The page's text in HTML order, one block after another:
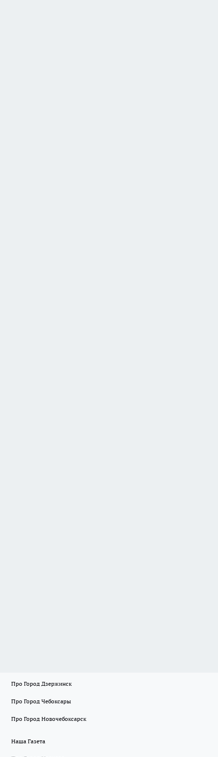
Про Город Дзержинск
Про Город Чебоксары
Про Город Новочебоксарск
Наша Газета